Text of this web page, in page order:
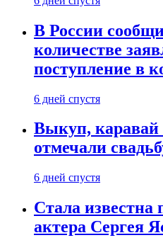
В России
количестве
поступление в
6 дней спустя
Выкуп, каравай
отмечали
6 дней спустя
Стала известна
актера Сергея